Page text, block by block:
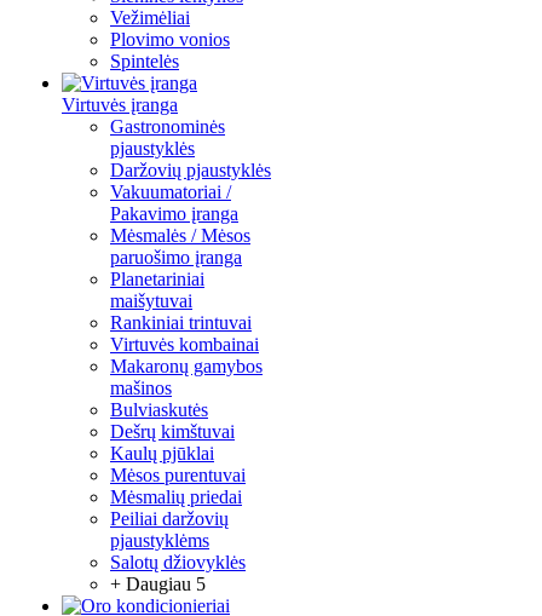
Vežimėliai
Plovimo vonios
Spintelės
Virtuvės įranga
Gastronominės
pjaustyklės
Daržovių pjaustyklės
Vakuumatoriai /
Pakavimo įranga
Mėsmalės / Mėsos
paruošimo įranga
Planetariniai
maišytuvai
Rankiniai trintuvai
Virtuvės kombainai
Makaronų gamybos
mašinos
Bulviaskutės
Dešrų kimštuvai
Kaulų pjūklai
Mėsos purentuvai
Mėsmalių priedai
Peiliai daržovių
pjaustyklėms
Salotų džiovyklės
+ Daugiau 5